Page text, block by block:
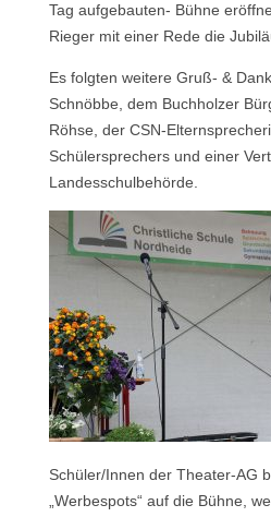
Tag aufgebauten- Bühne
Rieger mit einer Rede die
Es folgten weitere Gruß- &
Schnöbbe, dem Buchholzer
Röhse, der CSN-
Schülersprechers und einer
Landesschulbehörde.
Schüler/Innen der Theater-AG
„Werbespots“ auf die Bühne,